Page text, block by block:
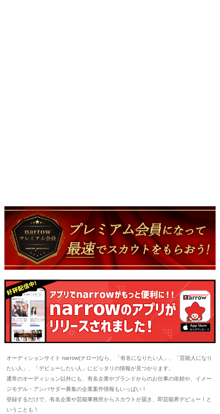
オーディションサイト narrow(ナロー)なら、「有名になりたい人」、「芸能人になり
たい人」、「デビューしたい人」にピッタリの情報が見つかります。
通常のオーディション以外にも、有名企業やブランドからのお仕事の依頼や、イメー
ジモデル・アンバサダー募集の企業案件情報もいっぱい！
登録するだけで、有名企業や芸能事務所からスカウトが届き、即芸能界デビュー！と
いうことも！